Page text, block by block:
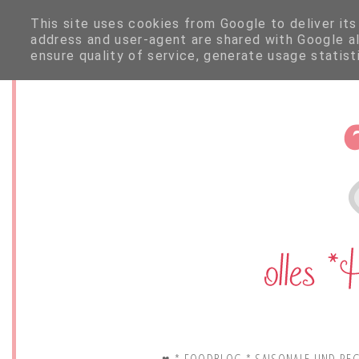
This site uses cookies from Google to deliver
address and user-agent are shared with
ensure quality of service, generate usage